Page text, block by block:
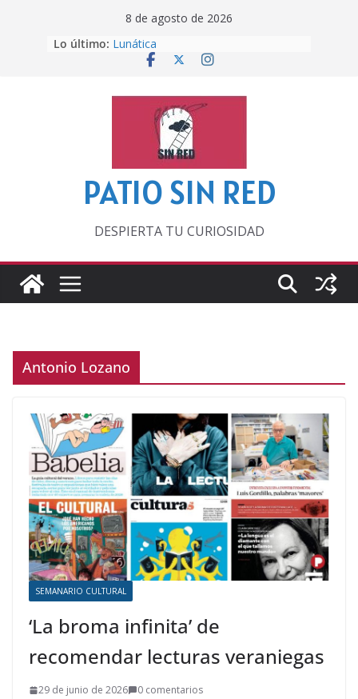
8 de agosto de 2026
Lo último: Lunática
Pero, hasta entonces…
‘La broma infinita’ de recomendar
lecturas veraniegas
Otra del Mundial
PATIO SIN RED
DESPIERTA TU CURIOSIDAD
Antonio Lozano
SEMANARIO CULTURAL
‘La broma infinita’ de
recomendar lecturas veraniegas
29 de junio de 2026
0 comentarios